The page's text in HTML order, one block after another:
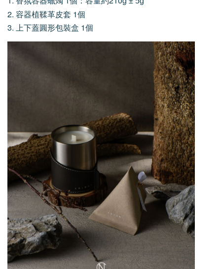
2. 容器植鞣革皮套 1個
3. 上下蓋圓形包裝盒 1個